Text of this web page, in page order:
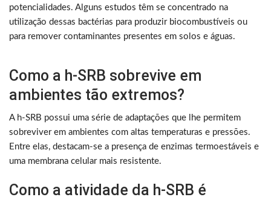
potencialidades. Alguns estudos têm se concentrado na
utilização dessas bactérias para produzir biocombustíveis ou
para remover contaminantes presentes em solos e águas.
Como a h-SRB sobrevive em
ambientes tão extremos?
A h-SRB possui uma série de adaptações que lhe permitem
sobreviver em ambientes com altas temperaturas e pressões.
Entre elas, destacam-se a presença de enzimas termoestáveis e
uma membrana celular mais resistente.
Como a atividade da h-SRB é